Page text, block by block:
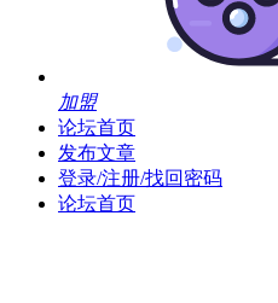
加盟
论坛首页
发布文章
登录/注册/找回密码
论坛首页